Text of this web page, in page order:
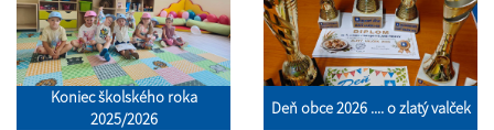
Koniec školského roka
2025/2026
Deň obce 2026 .... o zlatý valček